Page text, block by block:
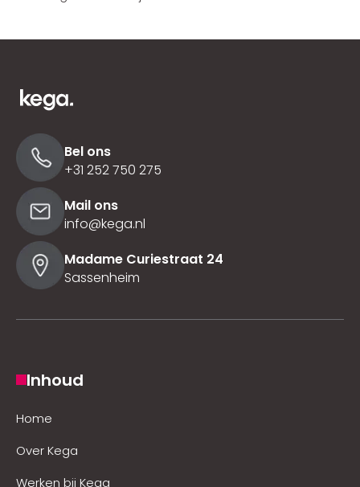
Bel ons
+31 252 750 275
Mail ons
info@kega.nl
Madame Curiestraat 24
Sassenheim
Inhoud
Home
Over Kega
Werken bij Kega